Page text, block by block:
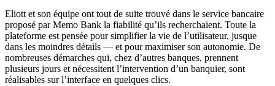
Eliott et son équipe ont tout de suite trouvé dans le service bancaire
proposé par Memo Bank la fiabilité qu’ils recherchaient. Toute la
plateforme est pensée pour simplifier la vie de l’utilisateur, jusque
dans les moindres détails — et pour maximiser son autonomie. De
nombreuses démarches qui, chez d’autres banques, prennent
plusieurs jours et nécessitent l’intervention d’un banquier, sont
réalisables sur l’interface en quelques clics.